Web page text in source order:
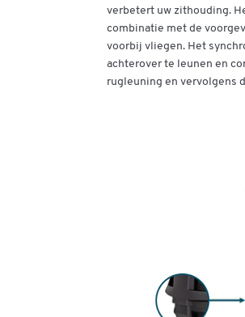
verbetert uw zithouding.
combinatie met de
voorbij vliegen. Het
achterover te leunen en
rugleuning en vervolgens